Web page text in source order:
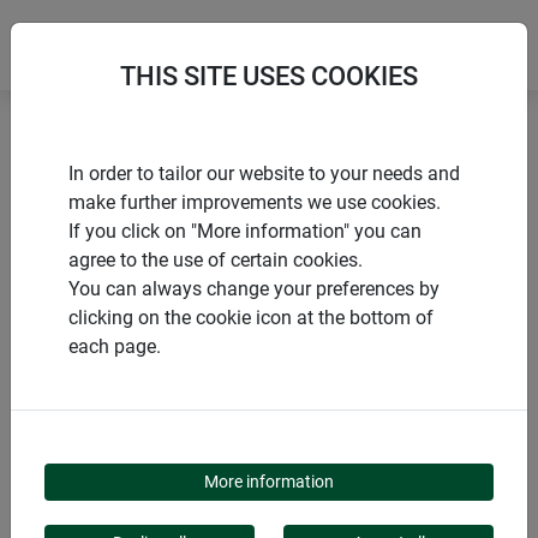
Accueil
Voiles et films durables
Barrière anti-limaces en laine de mouton ECO
PRODUITS
BARRIÈRE ANTI-
LIMACES EN LAINE DE
THIS SITE USES COOKIES
In order to tailor our website to your needs and
make further improvements we use cookies.
If you click on "More information" you can
agree to the use of certain cookies.
You can always change your preferences by
clicking on the cookie icon at the bottom of
each page.
More information